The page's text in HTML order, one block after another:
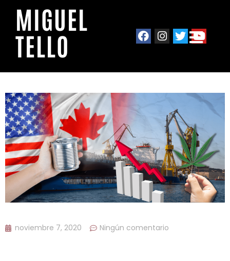
MIGUEL
TELLO
noviembre 7, 2020 Ningún comentario